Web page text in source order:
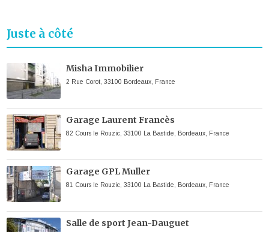
Juste à côté
Misha Immobilier
2 Rue Corot, 33100 Bordeaux, France
Garage Laurent Francès
82 Cours le Rouzic, 33100 La Bastide, Bordeaux, France
Garage GPL Muller
81 Cours le Rouzic, 33100 La Bastide, Bordeaux, France
Salle de sport Jean-Dauguet